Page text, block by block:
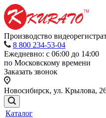
Производство
8 800 234-53-04
Ежедневно: с 06:00 до 14:00
по Московскому времени
Заказать звонок
Новосибирск, ул. Крылова,
Каталог